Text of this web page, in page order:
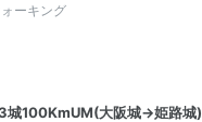
ーキング
城100KmUM(大阪城→姫路城)